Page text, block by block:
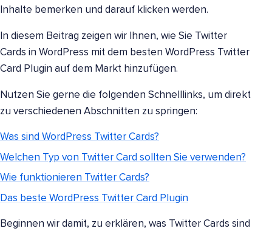
Inhalte bemerken und darauf klicken werden.
In diesem Beitrag zeigen wir Ihnen, wie Sie Twitter
Cards in WordPress mit dem besten WordPress Twitter
Card Plugin auf dem Markt hinzufügen.
Nutzen Sie gerne die folgenden Schnelllinks, um direkt
zu verschiedenen Abschnitten zu springen:
Was sind WordPress Twitter Cards?
Welchen Typ von Twitter Card sollten Sie verwenden?
Wie funktionieren Twitter Cards?
Das beste WordPress Twitter Card Plugin
Beginnen wir damit, zu erklären, was Twitter Cards sind